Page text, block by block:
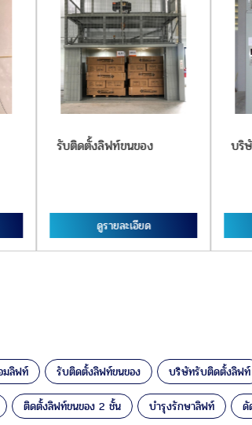
รับติดตั้งลิฟท์ขนของ
ดูรายละเอียด
บริ
มลิฟท์ รับติดตั้งลิฟท์ขนของ บริษัทรับติดตั้งลิฟท์
ติดตั้งลิฟท์ขนของ 2 ชั้น บำรุงรักษาลิฟท์ ดั